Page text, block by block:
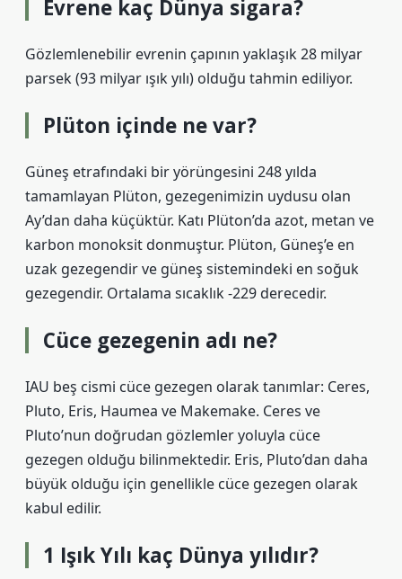
Evrene kaç Dünya sigara?
Gözlemlenebilir evrenin çapının yaklaşık 28 milyar
parsek (93 milyar ışık yılı) olduğu tahmin ediliyor.
Plüton içinde ne var?
Güneş etrafındaki bir yörüngesini 248 yılda
tamamlayan Plüton, gezegenimizin uydusu olan
Ay’dan daha küçüktür. Katı Plüton’da azot, metan ve
karbon monoksit donmuştur. Plüton, Güneş’e en
uzak gezegendir ve güneş sistemindeki en soğuk
gezegendir. Ortalama sıcaklık -229 derecedir.
Cüce gezegenin adı ne?
IAU beş cismi cüce gezegen olarak tanımlar: Ceres,
Pluto, Eris, Haumea ve Makemake. Ceres ve
Pluto’nun doğrudan gözlemler yoluyla cüce
gezegen olduğu bilinmektedir. Eris, Pluto’dan daha
büyük olduğu için genellikle cüce gezegen olarak
kabul edilir.
1 Işık Yılı kaç Dünya yılıdır?